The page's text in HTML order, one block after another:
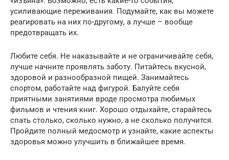
усиливающие переживания. Подумайте, как вы можете
реагировать на них по-другому, а лучше – вообще
предотвращать их.
Любите себя. Не наказывайте и не ограничивайте себя,
лучше начните проявлять заботу. Питайтесь вкусной,
здоровой и разнообразной пищей. Занимайтесь
спортом, работайте над фигурой. Балуйте себя
приятными занятиями вроде просмотра любимых
фильмов и чтения книг. Хорошо отдыхайте, старайтесь
спать столько, сколько нужно, а не сколько получится.
Пройдите полный медосмотр и узнайте, какие аспекты
здоровья можно улучшить в ближайшее время.